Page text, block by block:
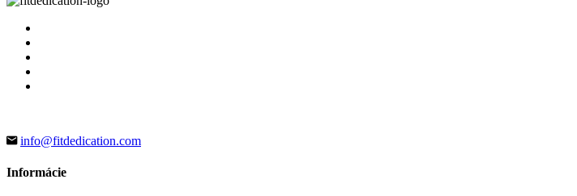
info@fitdedication.com
Informácie